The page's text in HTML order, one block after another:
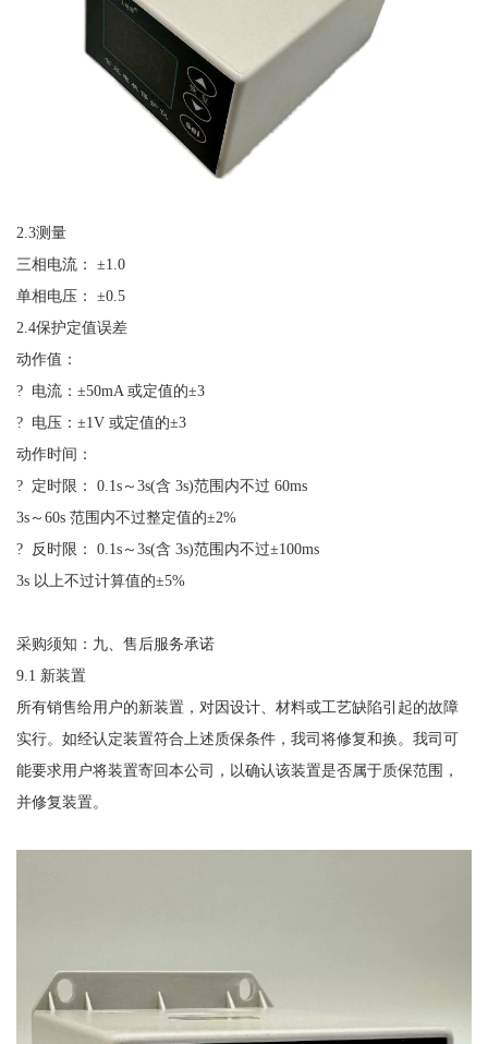
2.3测量
三相电流：
±1.0
单相电压：
±0.5
2.4保护定值误差
动作值：
? 电流： ±50mA 或定值的±3
? 电压： ±1V 或定值的±3
动作时间：
? 定时限： 0.1s～3s(含 3s)范围内不过 60ms
3s～60s 范围内不过整定值的±2%
?
反时限： 0.1s～3s(含 3s)范围内不过±100ms
3s 以上不过计算值的±5%
采购须知：九、售后服务承诺
9.1 新装置
所有销售给用户的新装置，对因设计、材料或工艺缺陷引起的故障
实行。如经认定装置符合上述质保条件，我司将修复和换。我司可
能要求用户将装置寄回本公司，以确认该装置是否属于质保范围，
并修复装置。